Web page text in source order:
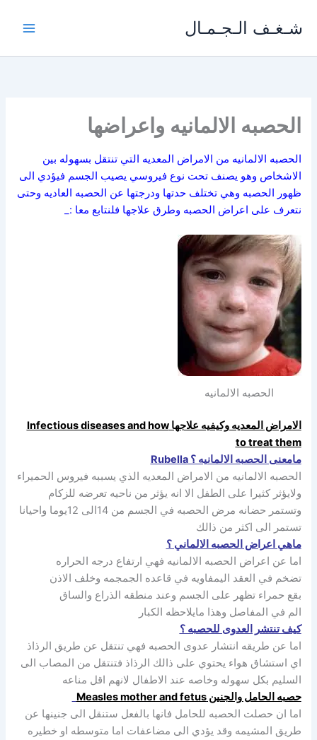
شـغـف الـجـمـال
الحصبه الالمانيه واعراضها
الحصبه الالمانيه من الامراض المعديه التي تنتقل بسهوله بين
الاشخاص وهو يصنف تحت نوع فيروسي يصيب الجسم فيؤدي الى
ظهور الحصبه وهي تختلف حدتها ودرجتها عن الحصبه العاديه وحتى
نتعرف على اعراض الحصبه وطرق علاجها فلنتابع معا :_
الحصبه الالمانيه
الامراض المعديه وكيفيه علاجها Infectious diseases and how
to treat them
مامعنى الحصبه الالمانيه ؟ Rubella
الحصبه الالمانيه من الامراض المعديه الذي يسببه فيروس الحميراء
ولايؤثر كثيرا على الطفل الا انه يؤثر من ناحيه تعرضه للزكام
وتستمر حضانه مرض الحصبه في الجسم من 14الى 12يوما واحيانا
تستمر الى اكثر من ذالك
ماهي اعراض الحصبه الالماني ؟
اما عن اعراض الحصبه الالمانيه فهي ارتفاع درجه الحراره
تضخم في العقد اليمفاويه في قاعده الجمجمه وخلف الاذن
بقع حمراء تظهر على الجسم وعند منطقه الذراع والساق
الم في المفاصل وهذا مايلاحظه الكبار
كيف تنتشر العدوى للحصبه ؟
اما عن طريقه انتشار عدوى الحصبه فهي تنتقل عن طريق الرذاذ
اي استشاق هواء يحتوي على ذالك الرذاذ فتنتقل من المصاب الى
السليم بكل سهوله وخاصه عند الاطفال لانهم اقل مناعه
حصبه الحامل والجنين Measles mother and fetus
اما ان حصلت الحصبه للحامل فانها بالفعل ستنقل الى جنينها عن
طريق المشيمه وقد يؤدي الى مضاعفات اما متوسطه او خطيره